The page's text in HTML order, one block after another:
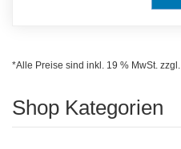
*Alle Preise sind inkl. 19 % MwSt. zzgl.
Shop Kategorien